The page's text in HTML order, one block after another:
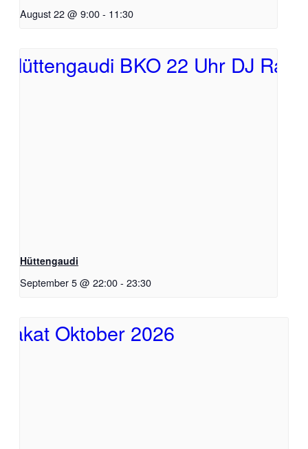
August 22 @ 9:00- 11:30
Hüttengaudi
September 5 @ 22:00- 23:30